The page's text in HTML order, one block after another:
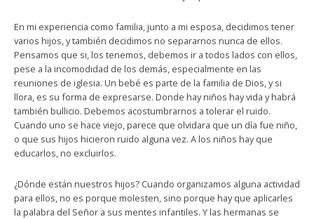
En mi experiencia como familia, junto a mi esposa, decidimos tener
varios hijos, y también decidimos no separarnos nunca de ellos.
Pensamos que si, los tenemos, debemos ir a todos lados con ellos,
pese a la incomodidad de los demás, especialmente en las
reuniones de iglesia. Un bebé es parte de la familia de Dios, y si
llora, es su forma de expresarse. Donde hay niños hay vida y habrá
también bullicio. Debemos acostumbrarnos a tolerar el ruido.
Cuando uno se hace viejo, parece que olvidara que un día fue niño,
o que sus hijos hicieron ruido alguna vez. A los niños hay que
educarlos, no excluirlos.
¿Dónde están nuestros hijos? Cuando organizamos alguna actividad
para ellos, no es porque molesten, sino porque hay que aplicarles
la palabra del Señor a sus mentes infantiles. Y las hermanas se